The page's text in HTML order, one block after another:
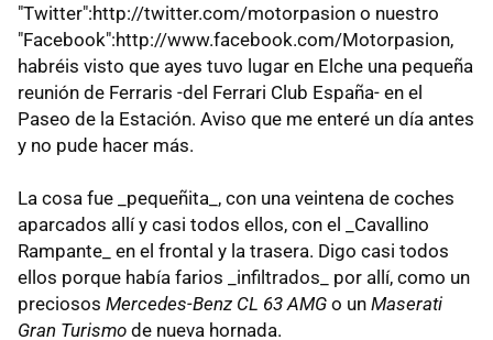
"Twitter":http://twitter.com/motorpasion o nuestro
"Facebook":http://www.facebook.com/Motorpasion,
habréis visto que ayes tuvo lugar en Elche una pequeña
reunión de Ferraris -del Ferrari Club España- en el
Paseo de la Estación. Aviso que me enteré un día antes
y no pude hacer más.
La cosa fue _pequeñita_, con una veintena de coches
aparcados allí y casi todos ellos, con el _Cavallino
Rampante_ en el frontal y la trasera. Digo casi todos
ellos porque había farios _infiltrados_ por allí, como un
preciosos Mercedes-Benz CL 63 AMG o un Maserati
Gran Turismo de nueva hornada.